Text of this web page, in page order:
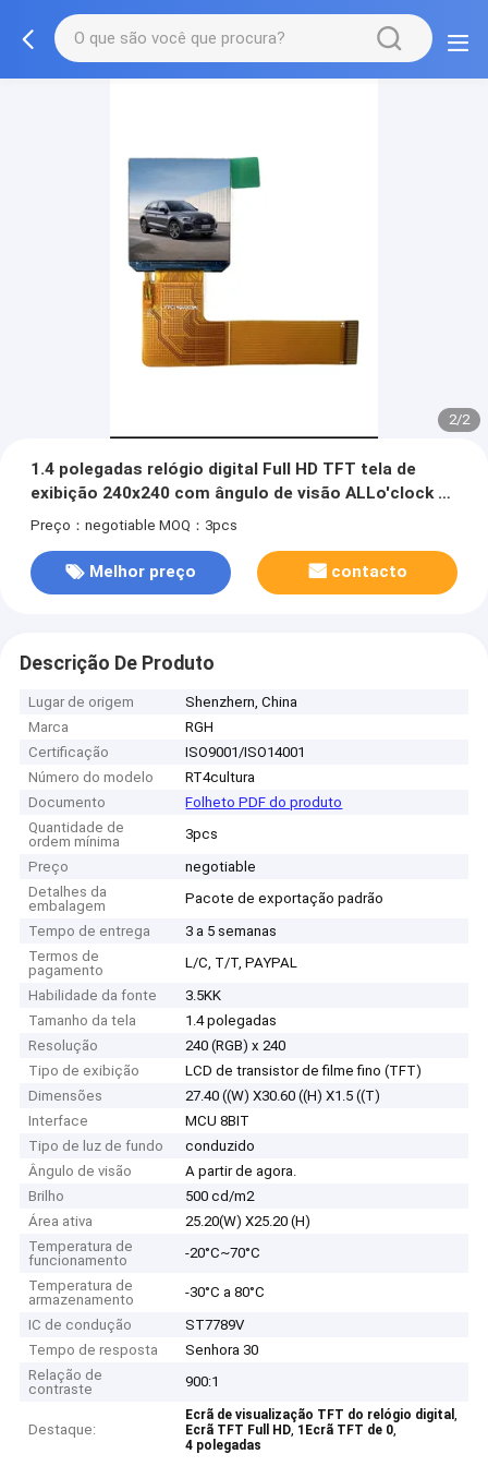
2/2
1.4 polegadas relógio digital Full HD TFT tela de
exibição 240x240 com ângulo de visão ALLo'clock e
ST7789V Driving IC
Preço：negotiable MOQ：3pcs
Melhor preço contacto
Descrição De Produto
Lugar de origem
Shenzhern, China
Marca
RGH
Certificação
ISO9001/ISO14001
Número do modelo
RT4cultura
Documento
Folheto PDF do produto
Quantidade de
ordem mínima
3pcs
Preço
negotiable
Detalhes da
embalagem
Pacote de exportação padrão
Tempo de entrega
3 a 5 semanas
Termos de
pagamento
L/C, T/T, PAYPAL
Habilidade da fonte
3.5KK
Tamanho da tela
1.4 polegadas
Resolução
240 (RGB) x 240
Tipo de exibição
LCD de transistor de filme fino (TFT)
Dimensões
27.40 ((W) X30.60 ((H) X1.5 ((T)
Interface
MCU 8BIT
Tipo de luz de fundo
conduzido
Ângulo de visão
A partir de agora.
Brilho
500 cd/m2
Área ativa
25.20(W) X25.20 (H)
Temperatura de
funcionamento
-20°C~70°C
Temperatura de
armazenamento
-30°C a 80°C
IC de condução
ST7789V
Tempo de resposta
Senhora 30
Relação de
contraste
900:1
Destaque:
Ecrã de visualização TFT do relógio digital,
Ecrã TFT Full HD, 1Ecrã TFT de 0,
4 polegadas